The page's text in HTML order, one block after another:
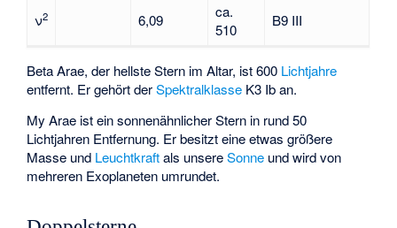
ν2 6,09
ca.
510
B9 III
Beta Arae, der hellste Stern im Altar, ist 600 Lichtjahre
entfernt. Er gehört derSpektralklasse K3 Ib an.
My Arae ist ein sonnenähnlicher Stern in rund 50
Lichtjahren Entfernung. Er besitzt eine etwas größere
Masse und Leuchtkraftals unsereSonne und wird von
mehreren Exoplaneten umrundet.